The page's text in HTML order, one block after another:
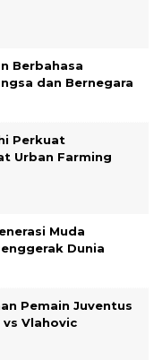
Berbahasa
dan Bernegara
Perkuat
Urban Farming
Muda
Dunia
Pemain Juventus
vs Vlahovic